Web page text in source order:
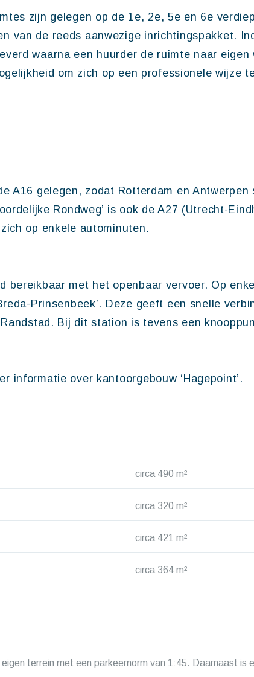
zijn gelegen op de 1e, 2e, 5e en 6e
van de reeds aanwezige inrichtingspakket.
waarna een huurder de ruimte naar eigen
om zich op een professionele wijze
A16 gelegen, zodat Rotterdam en
Rondweg’ is ook de A27 (Utrecht-
op enkele autominuten.
bereikbaar met het openbaar vervoer. Op
Prinsenbeek’. Deze geeft een snelle
Bij dit station is tevens een
informatie over kantoorgebouw ‘Hagepoint’.
circa 490 m²
circa 320 m²
circa 421 m²
circa 364 m²
terrein met een parkeernorm van 1:45. Daarnaast is